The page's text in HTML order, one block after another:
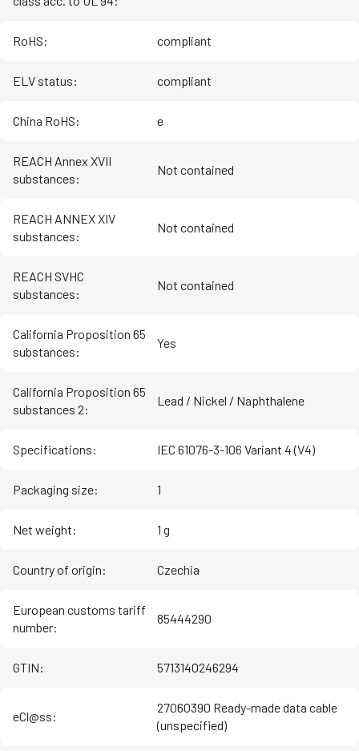
RoHS: compliant
ELV status: compliant
China RoHS: e
REACH Annex XVII
substances:
Not contained
REACH ANNEX XIV
substances:
Not contained
REACH SVHC
substances:
Not contained
California Proposition 65
substances:
Yes
California Proposition 65
substances 2:
Lead / Nickel / Naphthalene
Specifications: IEC 61076-3-106 Variant 4 (V4)
Packaging size: 1
Net weight: 1 g
Country of origin: Czechia
European customs tariff
number:
85444290
GTIN: 5713140246294
eCl@ss:
27060390 Ready-made data cable
(unspecified)